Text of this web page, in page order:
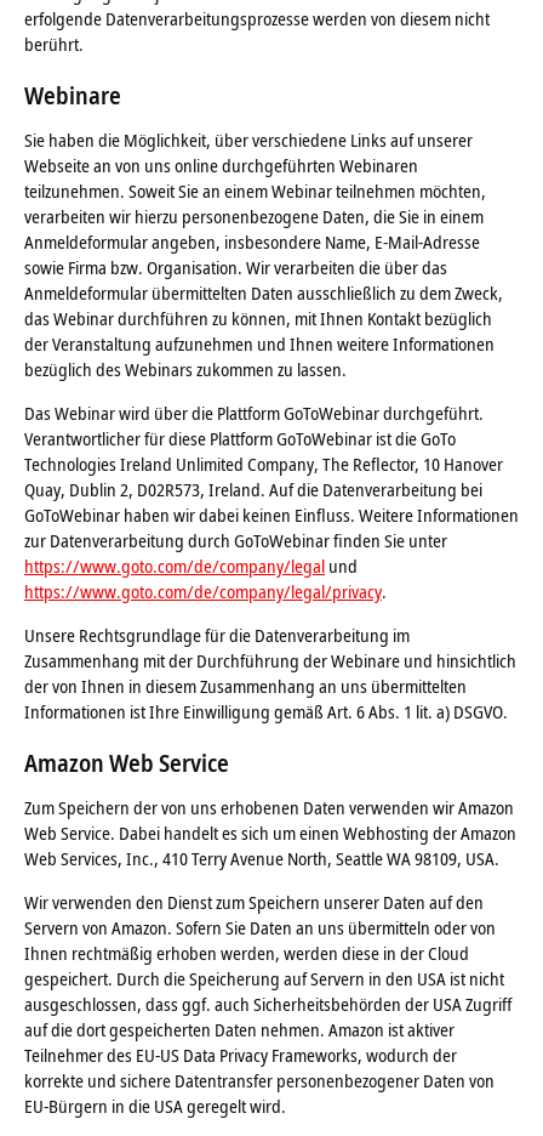
erfolgende Datenverarbeitungsprozesse werden von diesem nicht
berührt.
Webinare
Sie haben die Möglichkeit, über verschiedene Links auf unserer
Webseite an von uns online durchgeführten Webinaren
teilzunehmen. Soweit Sie an einem Webinar teilnehmen möchten,
verarbeiten wir hierzu personenbezogene Daten, die Sie in einem
Anmeldeformular angeben, insbesondere Name, E-Mail-Adresse
sowie Firma bzw. Organisation. Wir verarbeiten die über das
Anmeldeformular übermittelten Daten ausschließlich zu dem Zweck,
das Webinar durchführen zu können, mit Ihnen Kontakt bezüglich
der Veranstaltung aufzunehmen und Ihnen weitere Informationen
bezüglich des Webinars zukommen zu lassen.
Das Webinar wird über die Plattform GoToWebinar durchgeführt.
Verantwortlicher für diese Plattform GoToWebinar ist die GoTo
Technologies Ireland Unlimited Company, The Reflector, 10 Hanover
Quay, Dublin 2, D02R573, Ireland. Auf die Datenverarbeitung bei
GoToWebinar haben wir dabei keinen Einfluss. Weitere Informationen
zur Datenverarbeitung durch GoToWebinar finden Sie unter
https://www.goto.com/de/company/legal und
https://www.goto.com/de/company/legal/privacy.
Unsere Rechtsgrundlage für die Datenverarbeitung im
Zusammenhang mit der Durchführung der Webinare und hinsichtlich
der von Ihnen in diesem Zusammenhang an uns übermittelten
Informationen ist Ihre Einwilligung gemäß Art. 6 Abs. 1 lit. a) DSGVO.
Amazon Web Service
Zum Speichern der von uns erhobenen Daten verwenden wir Amazon
Web Service. Dabei handelt es sich um einen Webhosting der Amazon
Web Services, Inc., 410 Terry Avenue North, Seattle WA 98109, USA.
Wir verwenden den Dienst zum Speichern unserer Daten auf den
Servern von Amazon. Sofern Sie Daten an uns übermitteln oder von
Ihnen rechtmäßig erhoben werden, werden diese in der Cloud
gespeichert. Durch die Speicherung auf Servern in den USA ist nicht
ausgeschlossen, dass ggf. auch Sicherheitsbehörden der USA Zugriff
auf die dort gespeicherten Daten nehmen. Amazon ist aktiver
Teilnehmer des EU-US Data Privacy Frameworks, wodurch der
korrekte und sichere Datentransfer personenbezogener Daten von
EU-Bürgern in die USA geregelt wird.